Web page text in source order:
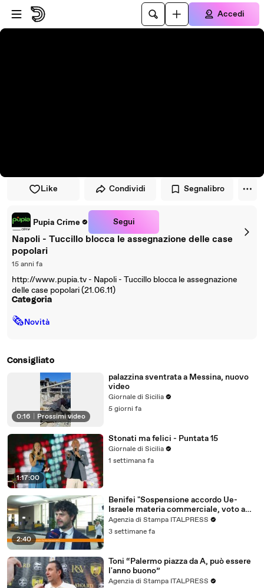
Vai al lettore
Passa al contenuto principale
Accedi
Like Condividi Segnalibro
Pupia Crime Segui
Napoli - Tuccillo blocca le assegnazione delle case
popolari
15 anni fa
http://www.pupia.tv - Napoli - Tuccillo blocca le assegnazione
delle case popolari (21.06.11)
Categoria
🗞Novità
Consigliato
0:16 Prossimi video
palazzina sventrata a Messina, nuovo
video
Giornale di Sicilia
5 giorni fa
1:17:00
Stonati ma felici - Puntata 15
Giornale di Sicilia
1 settimana fa
2:40
Benifei "Sospensione accordo Ue-
Israele materia commerciale, voto a
maggioranza"
Agenzia di Stampa ITALPRESS
3 settimane fa
Toni “Palermo piazza da A, può essere
l'anno buono”
Agenzia di Stampa ITALPRESS